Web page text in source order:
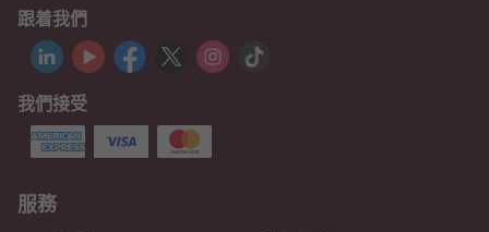
跟着我們
我們接受
服務